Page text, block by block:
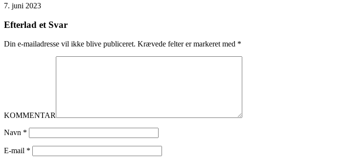
7. juni 2023
Efterlad et Svar
Din e-mailadresse vil ikke blive publiceret. Krævede felter er markeret med *
KOMMENTAR
Navn *
E-mail *